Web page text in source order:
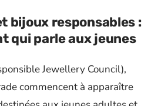
bijoux responsables :
qui parle aux jeunes
Jewellery Council),
commencent à apparaître